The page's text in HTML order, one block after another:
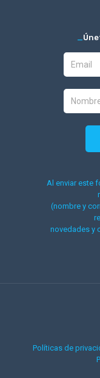
_
Al enviar este
(nombre y
novedades y
Políticas de